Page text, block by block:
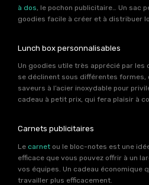
à dos, le pochon publicitaire… Un sac
goodies facile à créer et à distribuer
Lunch box personnalisables
Un goodies utile très apprécié par les
se déclinent sous différentes formes,
saveurs à l’acier inoxydable pour
cadeau à petit prix, qui fera plaisir à
Carnets publicitaires
Le carnet ou le bloc-notes est une
efficace que vous pouvez offrir à un
vos équipes. Un cadeau économique
travailler plus efficacement.